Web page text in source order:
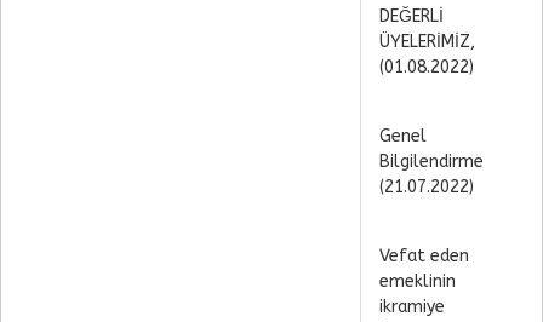
DEĞERLİ
ÜYELERİMİZ,
(01.08.2022)
Genel
Bilgilendirme
(21.07.2022)
Vefat eden
emeklinin
ikramiye